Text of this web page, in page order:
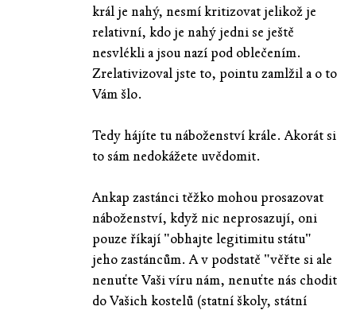
král je nahý, nesmí kritizovat jelikož je
relativní, kdo je nahý jedni se ještě
nesvlékli a jsou nazí pod oblečením.
Zrelativizoval jste to, pointu zamlžil a o to
Vám šlo.
Tedy hájíte tu náboženství krále. Akorát si
to sám nedokážete uvědomit.
Ankap zastánci těžko mohou prosazovat
náboženství, když nic neprosazují, oni
pouze říkají "obhajte legitimitu státu"
jeho zastáncům. A v podstatě "věřte si ale
nenuťte Vaši víru nám, nenuťte nás chodit
do Vašich kostelů (statní školy, státní